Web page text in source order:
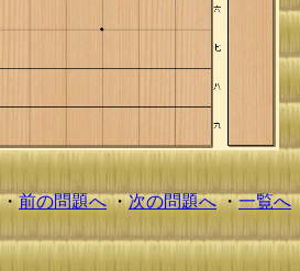
・前の問題へ・次の問題へ・一覧へ